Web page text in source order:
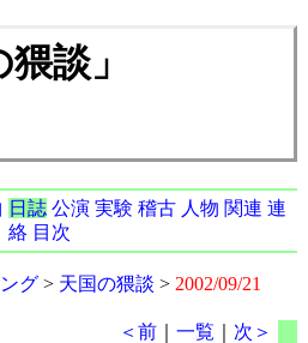
談」
日誌 公演 実験 稽古 人物 関連 連
絡 目次
グ> 天国の猥談 > 2002/09/21
＜前 ｜一覧 次＞